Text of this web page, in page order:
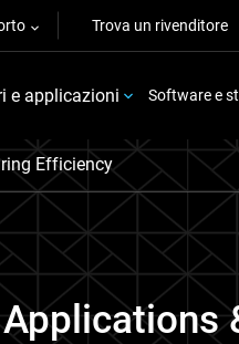
Trova un rivenditore
e applicazioni Software e
Efficiency